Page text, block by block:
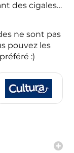
des cigales…
ne sont pas
pouvez les
:)